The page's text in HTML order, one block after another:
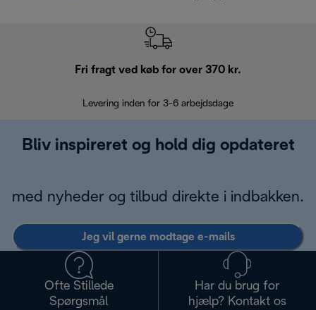
Fri fragt ved køb for over 370 kr.
Levering inden for 3-6 arbejdsdage
Bliv inspireret og hold dig opdateret
med nyheder og tilbud direkte i indbakken.
Jeg vil gerne modtage e-mails
Ofte Stillede
Spørgsmål
Har du brug for
hjælp? Kontakt os